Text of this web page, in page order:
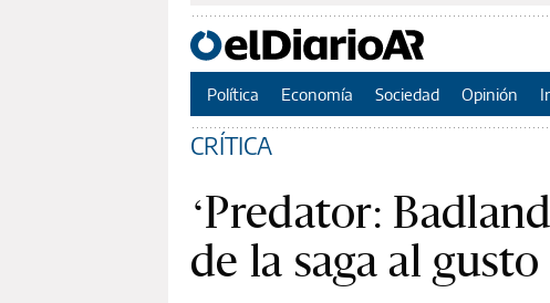
Política Economía Sociedad Opinión
CRÍTICA
‘Predator:
de la saga al